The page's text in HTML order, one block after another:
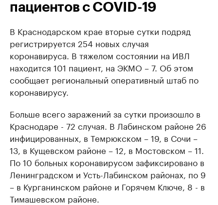
пациентов с COVID-19
В Краснодарском крае вторые сутки подряд
регистрируется 254 новых случая
коронавируса. В тяжелом состоянии на ИВЛ
находится 101 пациент, на ЭКМО – 7. Об этом
сообщает региональный оперативный штаб по
коронавирусу.
Больше всего заражений за сутки произошло в
Краснодаре - 72 случая. В Лабинском районе 26
инфицированных, в Темрюкском – 19, в Сочи –
13, в Кущевском районе – 12, в Мостовском – 11.
По 10 больных коронавирусом зафиксировано в
Ленинградском и Усть-Лабинском районах, по 9
– в Курганинском районе и Горячем Ключе, 8 - в
Тимашевском районе.